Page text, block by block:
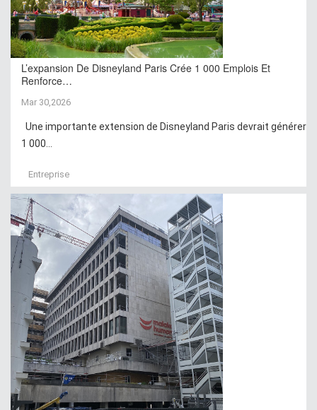
L’expansion De Disneyland Paris Crée 1 000 Emplois Et
Renforce…
Mar 30,2026
Une importante extension de Disneyland Paris devrait générer
1 000...
Entreprise